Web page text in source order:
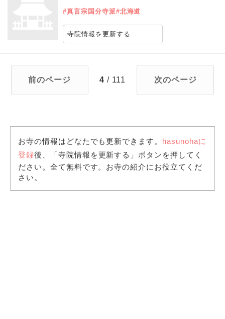
#真言宗国分寺派#北海道
寺院情報を更新する
前のページ 4 / 111 次のページ
お寺の情報はどなたでも更新できます。 hasunohaに
登録後、「寺院情報を更新する」ボタンを押してく
ださい。全て無料です。お寺の紹介にお役立てくだ
さい。